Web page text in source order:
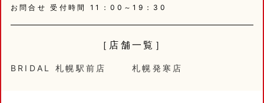
お問合せ 受付時間 11：00～19：30
［店舗一覧］
BRIDAL 札幌駅前店 札幌発寒店